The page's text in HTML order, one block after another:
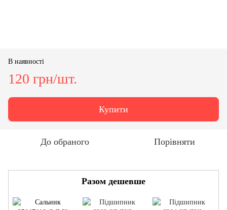
В наявності
120 грн/шт.
Купити
До обраного Порівняти
Разом дешевше